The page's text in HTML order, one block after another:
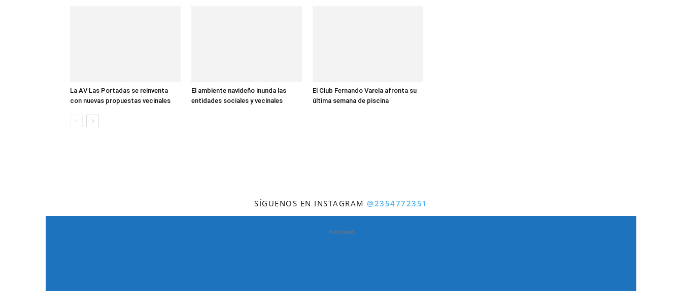
La AV Las Portadas se reinventa
con nuevas propuestas vecinales
El ambiente navideño inunda las
entidades sociales y vecinales
El Club Fernando Varela afronta su
última semana de piscina
SÍGUENOS EN INSTAGRAM@2354772351
- Publicidad -